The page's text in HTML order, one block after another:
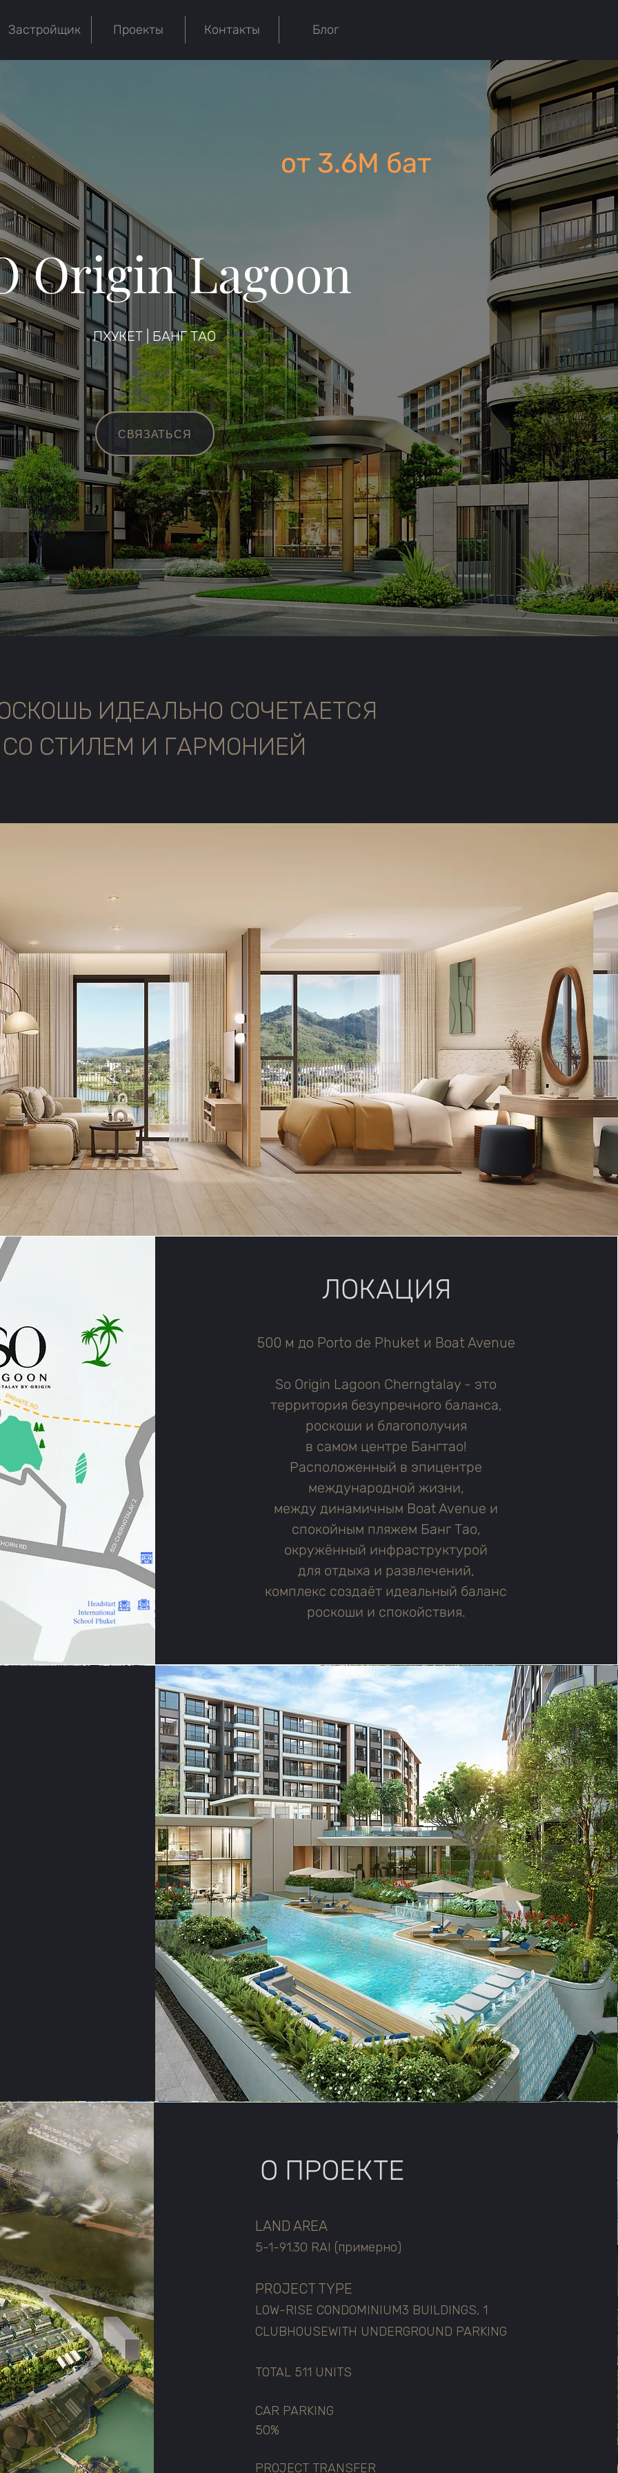
Застройщик Проекты Контакты Блог
СВЯЗАТЬСЯ
Origin Lagoon
ПХУКЕТ | БАНГ ТАО
от 3.6М бат
ИДЕАЛЬНО СОЧЕТАЕТСЯ
СО СТИЛЕМ И ГАРМОНИЕЙ
ЛОКАЦИЯ
500 м до Porto de Phuket и Boat Avenue
So Origin Lagoon Cherngtalay - это
территория безупречного баланса,
роскоши и благополучия
в самом центре Бангтао!
Расположенный в эпицентре
международной жизни,
между динамичным Boat Avenue и
спокойным пляжем Банг Тао,
окружённый инфраструктурой
для отдыха и развлечений,
комплекс создаёт идеальный баланс
роскоши и спокойствия.
О ПРОЕКТЕ
LAND AREA
5-1-91.30 RAI (примерно)
PROJECT TYPE
LOW-RISE CONDOMINIUM3 BUILDINGS, 1
CLUBHOUSEWITH UNDERGROUND PARKING
TOTAL 511 UNITS
CAR PARKING
50%
PROJECT TRANSFER